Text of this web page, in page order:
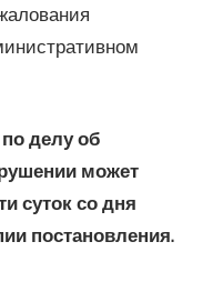
делу об
может
суток со дня
постановления.